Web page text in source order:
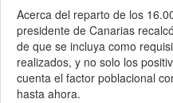
Acerca del reparto de los
presidente de Canarias
de que se incluya como
realizados, y no solo los
cuenta el factor poblacional
hasta ahora.